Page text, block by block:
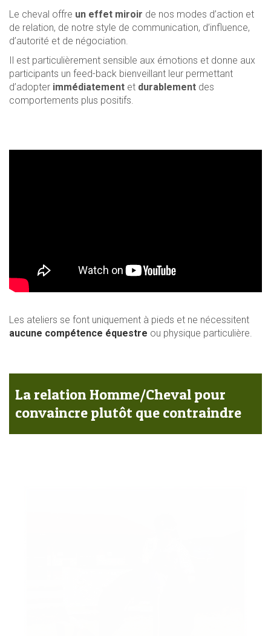
Le cheval offre un effet miroir de nos modes d’action et
de relation, de notre style de communication, d’influence,
d’autorité et de négociation.
Il est particulièrement sensible aux émotions et donne aux
participants un feed-back bienveillant leur permettant
d’adopter immédiatement et durablement des
comportements plus positifs.
Les ateliers se font uniquement à pieds et ne nécessitent
aucune compétence équestre ou physique particulière.
La relation Homme/Cheval pour
convaincre plutôt que contraindre